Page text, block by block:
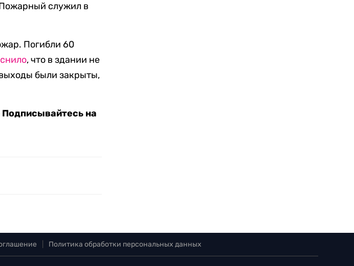
Пожарный служил в
Погибли 60
, что в здании не
были закрыты,
Подписывайтесь на
Политика обработки персональных данных